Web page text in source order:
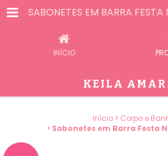
SABONETES EM BARRA
INÍCIO
KEILA
Início > Corpo e
> Sabonetes em Barra Festa